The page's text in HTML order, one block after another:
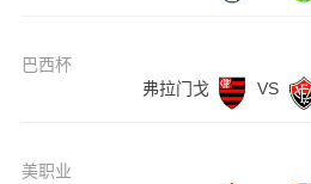
巴西杯
弗拉门戈
VS
美职业